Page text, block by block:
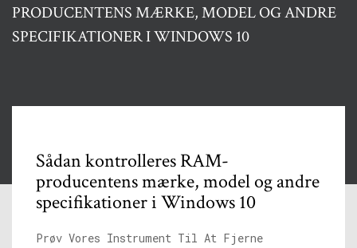
PRODUCENTENS MÆRKE, MODEL OG ANDRE
SPECIFIKATIONER I WINDOWS 10
Sådan kontrolleres RAM-
producentens mærke, model og andre
specifikationer i Windows 10
Prøv Vores Instrument Til At Fjerne